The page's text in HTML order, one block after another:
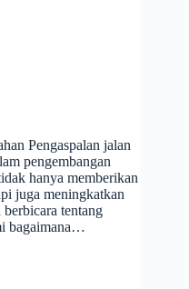
Pengaspalan jalan
pengembangan
hanya memberikan
juga meningkatkan
tentang
bagaimana…